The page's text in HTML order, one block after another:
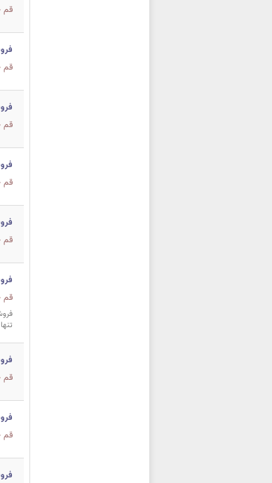
قم -
قم -
قم - قم - 55متری
قم
قم
قم
قم -
قم - 55 متری عماریاسر - جنب